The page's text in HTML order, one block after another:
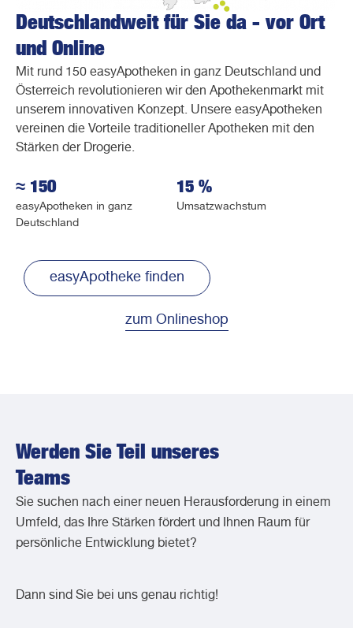
Deutschlandweit für Sie da - vor Ort
und Online
Mit rund 150 easyApotheken in ganz Deutschland und
Österreich revolutionieren wir den Apothekenmarkt mit
unserem innovativen Konzept. Unsere easyApotheken
vereinen die Vorteile traditioneller Apotheken mit den
Stärken der Drogerie.
≈ 150
easyApotheken in ganz
Deutschland
15 %
Umsatzwachstum
easyApotheke finden
zum Onlineshop
Werden Sie Teil unseres
Teams
Sie suchen nach einer neuen Herausforderung in einem
Umfeld, das Ihre Stärken fördert und Ihnen Raum für
persönliche Entwicklung bietet?
Dann sind Sie bei uns genau richtig!